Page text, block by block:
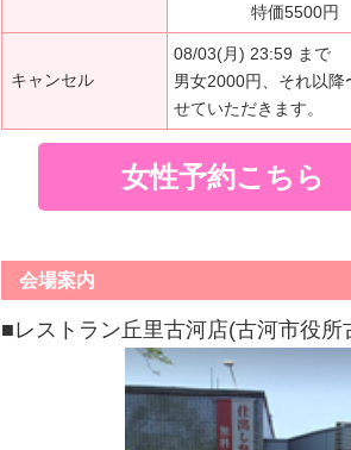
特価5500円
キャンセル
08/03(月) 23:59 まで
男女2000円、それ以
せていただきます。
女性予約こちら
会場案内
■レストラン丘里古河店(古河市役所